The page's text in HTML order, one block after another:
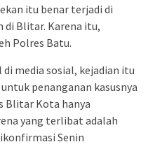
itu benar terjadi di
di Blitar. Karena itu,
Polres Batu.
media sosial, kejadian itu
penanganan kasusnya
Blitar Kota hanya
yang terlibat adalah
Senin